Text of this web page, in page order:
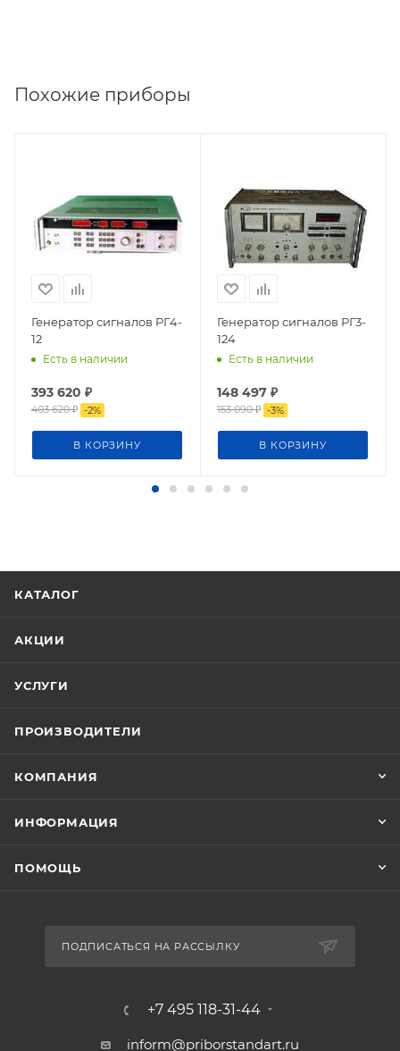
Похожие приборы
Генератор сигналов РГ4-
12
Есть в наличии
393 620 ₽
403 620₽ -2%
В КОРЗИНУ
Генератор сигналов РГ3-
124
Есть в наличии
148 497 ₽
153 090₽ -3%
В КОРЗИНУ
КАТАЛОГ
АКЦИИ
УСЛУГИ
ПРОИЗВОДИТЕЛИ
КОМПАНИЯ
ИНФОРМАЦИЯ
ПОМОЩЬ
ПОДПИСАТЬСЯ НА РАССЫЛКУ
+7 495 118-31-44
inform@priborstandart.ru